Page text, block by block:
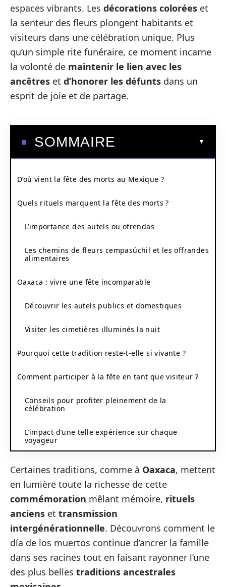
espaces vibrants. Les décorations colorées et
la senteur des fleurs plongent habitants et
visiteurs dans une célébration unique. Plus
qu’un simple rite funéraire, ce moment incarne
la volonté de maintenir le lien avec les
ancêtres et d’honorer les défunts dans un
esprit de joie et de partage.
SOMMAIRE
D’où vient la fête des morts au Mexique ?
Quels rituels marquent la fête des morts ?
L’importance des autels ou ofrendas
Les chemins de fleurs cempasúchil et les offrandes
alimentaires
Oaxaca : vivre une fête incomparable
Découvrir les autels publics et domestiques
Visiter les cimetières illuminés la nuit
Pourquoi cette tradition reste-t-elle si vivante ?
Comment participer à la fête en tant que visiteur ?
Conseils pour profiter pleinement de la
célébration
L’impact d’une telle expérience sur chaque
voyageur
Certaines traditions, comme à Oaxaca, mettent
en lumière toute la richesse de cette
commémoration mêlant mémoire, rituels
anciens et transmission
intergénérationnelle. Découvrons comment le
día de los muertos continue d’ancrer la famille
dans ses racines tout en faisant rayonner l’une
des plus belles traditions ancestrales